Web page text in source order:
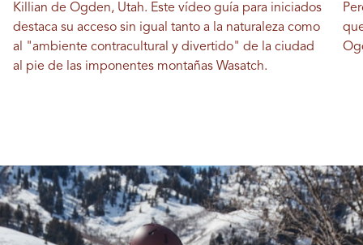
Killian de Ogden, Utah. Este vídeo guía para iniciados
destaca su acceso sin igual tanto a la naturaleza como
al "ambiente contracultural y divertido" de la ciudad
al pie de las imponentes montañas Wasatch.